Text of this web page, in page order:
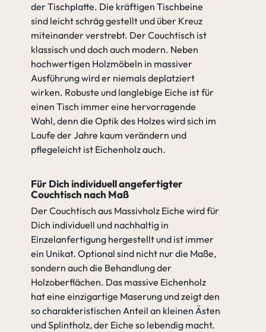
der Tischplatte. Die kräftigen Tischbeine
sind leicht schräg gestellt und über Kreuz
miteinander verstrebt. Der Couchtisch ist
klassisch und doch auch modern. Neben
hochwertigen Holzmöbeln in massiver
Ausführung wird er niemals deplatziert
wirken. Robuste und langlebige Eiche ist für
einen Tisch immer eine hervorragende
Wahl, denn die Optik des Holzes wird sich im
Laufe der Jahre kaum verändern und
pflegeleicht ist Eichenholz auch.
Für Dich individuell angefertigter
Couchtisch nach Maß
Der Couchtisch aus Massivholz Eiche wird für
Dich individuell und nachhaltig in
Einzelanfertigung hergestellt und ist immer
ein Unikat. Optional sind nicht nur die Maße,
sondern auch die Behandlung der
Holzoberflächen. Das massive Eichenholz
hat eine einzigartige Maserung und zeigt den
so charakteristischen Anteil an kleinen Ästen
und Splintholz, der Eiche so lebendig macht.